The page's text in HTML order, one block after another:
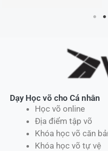
Dạy Học võ cho Cá nhân
Học võ online
Địa điểm tập võ
Khóa học võ căn
Khóa học võ tự vệ